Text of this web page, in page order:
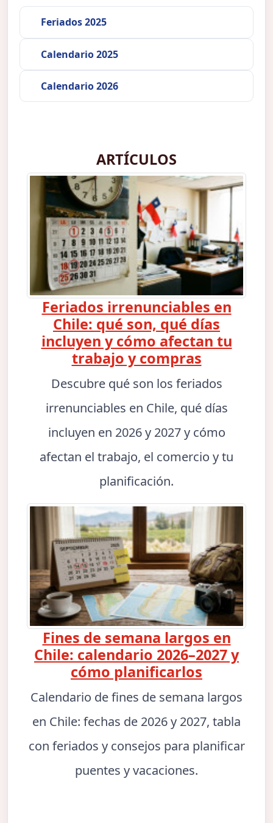
Feriados 2025
Calendario 2025
Calendario 2026
ARTÍCULOS
Feriados irrenunciables en
Chile: qué son, qué días
incluyen y cómo afectan tu
trabajo y compras
Descubre qué son los feriados
irrenunciables en Chile, qué días
incluyen en 2026 y 2027 y cómo
afectan el trabajo, el comercio y tu
planificación.
Fines de semana largos en
Chile: calendario 2026–2027 y
cómo planificarlos
Calendario de fines de semana largos
en Chile: fechas de 2026 y 2027, tabla
con feriados y consejos para planificar
puentes y vacaciones.